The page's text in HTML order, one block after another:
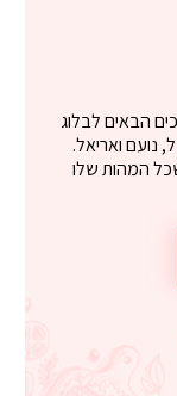
הבאים לבלוג
יובל, נועם ואריאל.
המהות שלו